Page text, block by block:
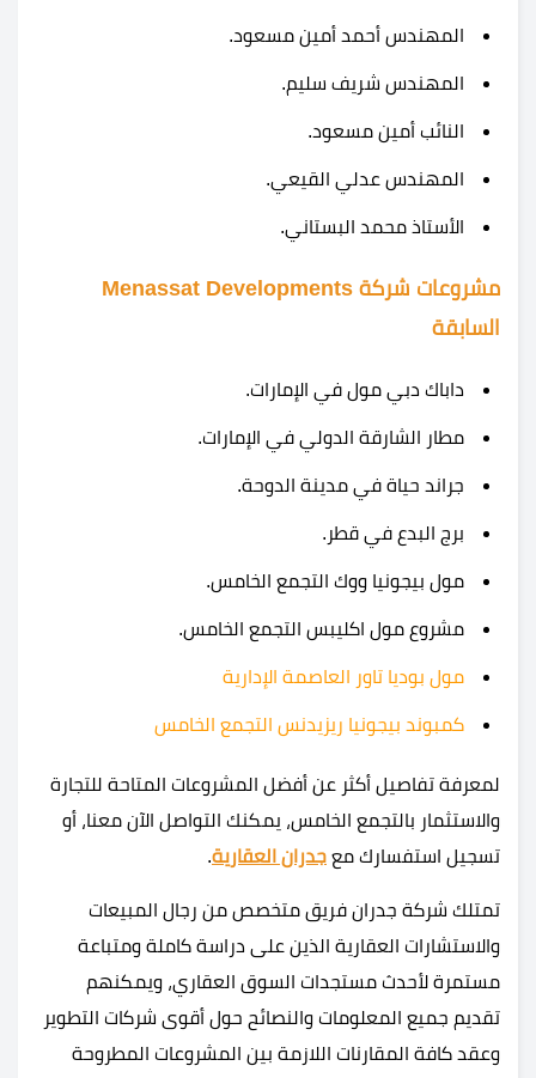
المهندس أحمد أمين مسعود.
المهندس شريف سليم.
النائب أمين مسعود.
المهندس عدلي القيعي.
الأستاذ محمد البستاني.
مشروعات شركة Menassat Developments
السابقة
داباك دبي مول في الإمارات.
مطار الشارقة الدولي في الإمارات.
جراند حياة في مدينة الدوحة.
برج البدع في قطر.
مول بيجونيا ووك التجمع الخامس.
مشروع مول اكليبس التجمع الخامس.
مول بوديا تاور العاصمة الإدارية
كمبوند بيجونيا ريزيدنس التجمع الخامس
لمعرفة تفاصيل أكثر عن أفضل المشروعات المتاحة للتجارة
والاستثمار بالتجمع الخامس، يمكنك التواصل الآن معنا، أو
تسجيل استفسارك مع جدران العقارية.
تمتلك شركة جدران فريق متخصص من رجال المبيعات
والاستشارات العقارية الذين على دراسة كاملة ومتباعة
مستمرة لأحدث مستجدات السوق العقاري، ويمكنهم
تقديم جميع المعلومات والنصائح حول أقوى شركات التطوير
وعقد كافة المقارنات اللازمة بين المشروعات المطروحة